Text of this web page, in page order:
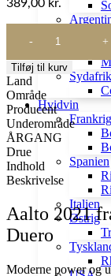
New
Hvidvin
Frankrig
Spanien
Italien
Østrig
389,00 kr.
2021
antal
Tilføj til kurv
Land
Område
Producent
Underområde
ÅRGANG
Drue
Indhold
Beskrivelse
Aalto 2021
Duero
Moderne power og